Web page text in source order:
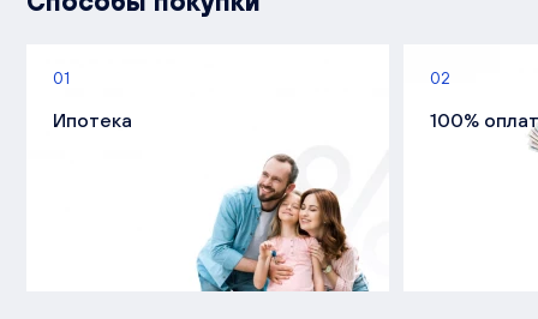
01
Ипотека
02
100%